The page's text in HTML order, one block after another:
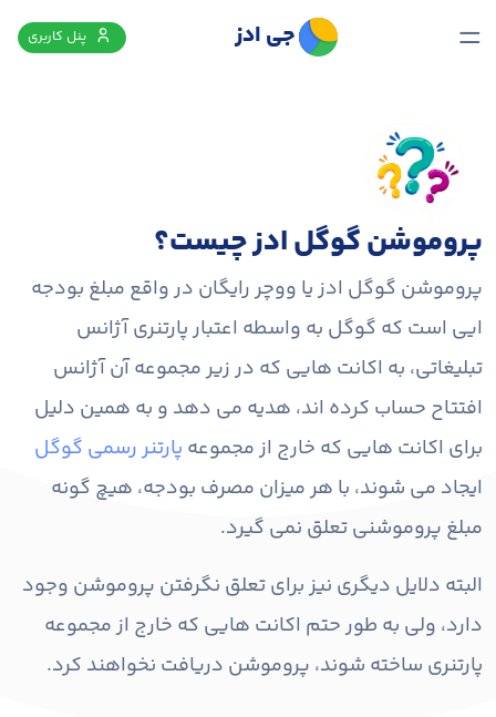
جی ادز پنل کاربری
پروموشن گوگل ادز چیست؟
پروموشن گوگل ادز یا ووچر رایگان در واقع مبلغ بودجه
ایی است که گوگل به واسطه اعتبار پارتنری آژانس
تبلیغاتی، به اکانت هایی که در زیر مجموعه آن آژانس
افتتاح حساب کرده اند، هدیه می دهد و به همین دلیل
برای اکانت هایی که خارج از مجموعه پارتنر رسمی گوگل
ایجاد می شوند، با هر میزان مصرف بودجه، هیچ گونه
مبلغ پروموشنی تعلق نمی گیرد.
البته دلایل دیگری نیز برای تعلق نگرفتن پروموشن وجود
دارد، ولی به طور حتم اکانت هایی که خارج از مجموعه
پارتنری ساخته شوند، پروموشن دریافت نخواهند کرد.